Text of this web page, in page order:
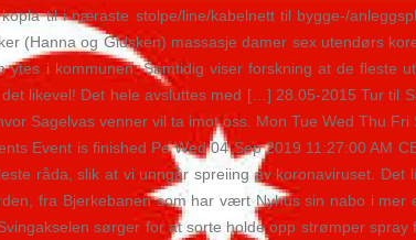
til i næraste stolpe/line/kabelnett til bygge-/
(Hanna og Gidsken) massasje damer sex utendørs
i kommunen. Samtidig viser forskning at de fleste
likevel! Det hele avsluttes med […] 28.05-2015 Tur til
Sagelvas venner vil ta imot oss. Mon Tue Wed Thu
Event is finished Pe Wed 04 Sep 2019 11:27:00 AM
råda, slik at vi unngår spreiing av koronaviruset. Det
fra Bjerkebanen som har vært Nyhus sin nabo i mer
sørger for at sorte holde opp strømper